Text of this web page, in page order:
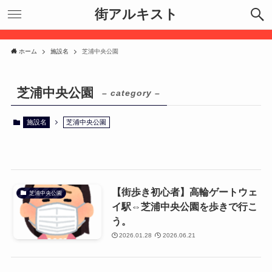
街アルキスト
ホーム 施設名 芝浦中央公園
芝浦中央公園 – category –
施設名 芝浦中央公園
芝浦中央公園
【街歩き初心者】高輪ゲートウェ
イ駅⇔芝浦中央公園を歩きで行こ
う。
2026.01.28 2026.06.21